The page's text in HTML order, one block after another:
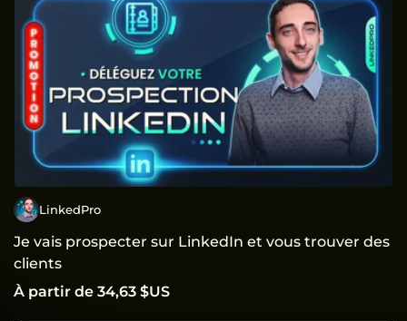
LinkedPro
Je vais prospecter sur LinkedIn et vous trouver des
clients
À partir de 34,63 $US